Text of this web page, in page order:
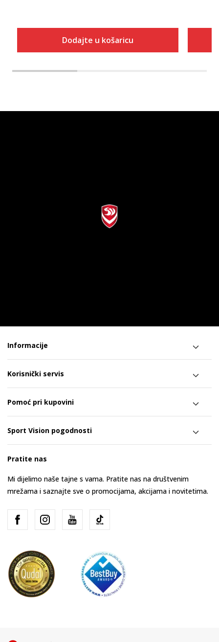
Dodajte u košaricu
Informacije
Korisnički servis
Pomoć pri kupovini
Sport Vision pogodnosti
Pratite nas
Mi dijelimo naše tajne s vama. Pratite nas na društvenim
mrežama i saznajte sve o promocijama, akcijama i novitetima.